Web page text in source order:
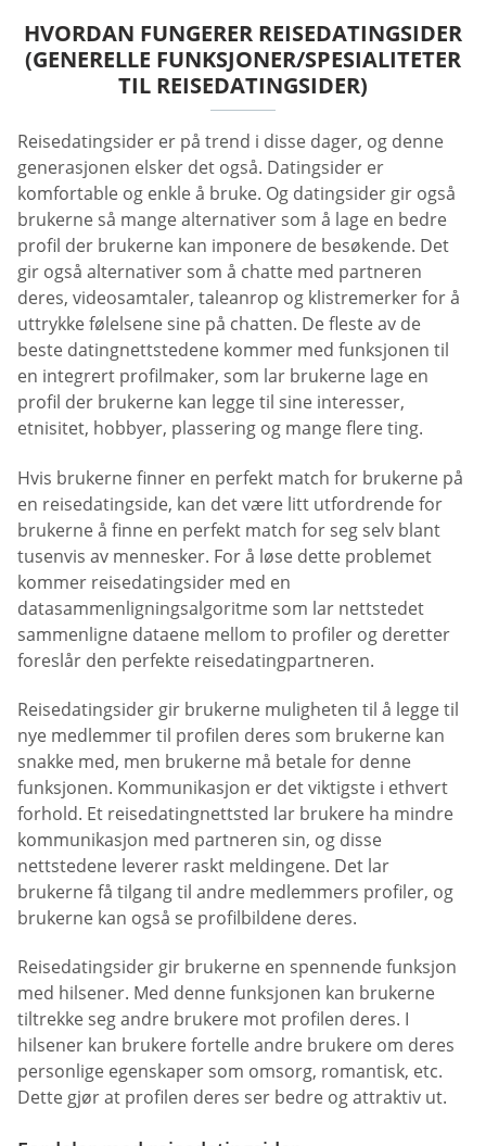
HVORDAN FUNGERER REISEDATINGSIDER
(GENERELLE FUNKSJONER/SPESIALITETER
TIL REISEDATINGSIDER)
Reisedatingsider er på trend i disse dager, og denne
generasjonen elsker det også. Datingsider er
komfortable og enkle å bruke. Og datingsider gir også
brukerne så mange alternativer som å lage en bedre
profil der brukerne kan imponere de besøkende. Det
gir også alternativer som å chatte med partneren
deres, videosamtaler, taleanrop og klistremerker for å
uttrykke følelsene sine på chatten. De fleste av de
beste datingnettstedene kommer med funksjonen til
en integrert profilmaker, som lar brukerne lage en
profil der brukerne kan legge til sine interesser,
etnisitet, hobbyer, plassering og mange flere ting.
Hvis brukerne finner en perfekt match for brukerne på
en reisedatingside, kan det være litt utfordrende for
brukerne å finne en perfekt match for seg selv blant
tusenvis av mennesker. For å løse dette problemet
kommer reisedatingsider med en
datasammenligningsalgoritme som lar nettstedet
sammenligne dataene mellom to profiler og deretter
foreslår den perfekte reisedatingpartneren.
Reisedatingsider gir brukerne muligheten til å legge til
nye medlemmer til profilen deres som brukerne kan
snakke med, men brukerne må betale for denne
funksjonen. Kommunikasjon er det viktigste i ethvert
forhold. Et reisedatingnettsted lar brukere ha mindre
kommunikasjon med partneren sin, og disse
nettstedene leverer raskt meldingene. Det lar
brukerne få tilgang til andre medlemmers profiler, og
brukerne kan også se profilbildene deres.
Reisedatingsider gir brukerne en spennende funksjon
med hilsener. Med denne funksjonen kan brukerne
tiltrekke seg andre brukere mot profilen deres. I
hilsener kan brukere fortelle andre brukere om deres
personlige egenskaper som omsorg, romantisk, etc.
Dette gjør at profilen deres ser bedre og attraktiv ut.